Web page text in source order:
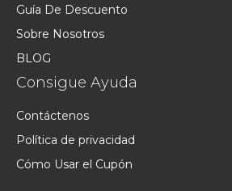
Guía De Descuento
Sobre Nosotros
BLOG
Consigue Ayuda
Contáctenos
Política de privacidad
Cómo Usar el Cupón